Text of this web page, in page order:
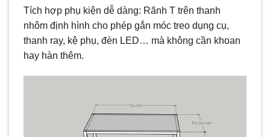
Tích hợp phụ kiện dễ dàng: Rãnh T trên thanh
nhôm định hình cho phép gắn móc treo dụng cụ,
thanh ray, kệ phụ, đèn LED… mà không cần khoan
hay hàn thêm.